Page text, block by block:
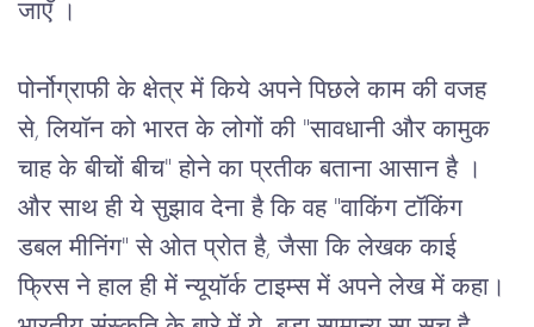
जाएँ ।
पोर्नोग्राफी के क्षेत्र में किये अपने पिछले काम की वजह
से, लियॉन को भारत के लोगों की "सावधानी और कामुक
चाह के बीचों बीच" होने का प्रतीक बताना आसान है
।
और साथ ही ये सुझाव देना है कि वह "वाकिंग टॉकिंग
डबल मीनिंग" से ओत प्रोत है, जैसा कि लेखक काई
फ्रिस ने हाल ही में न्यूयॉर्क टाइम्स में अपने लेख में कहा।